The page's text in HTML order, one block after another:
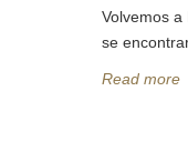
Volvemos
se
Read more